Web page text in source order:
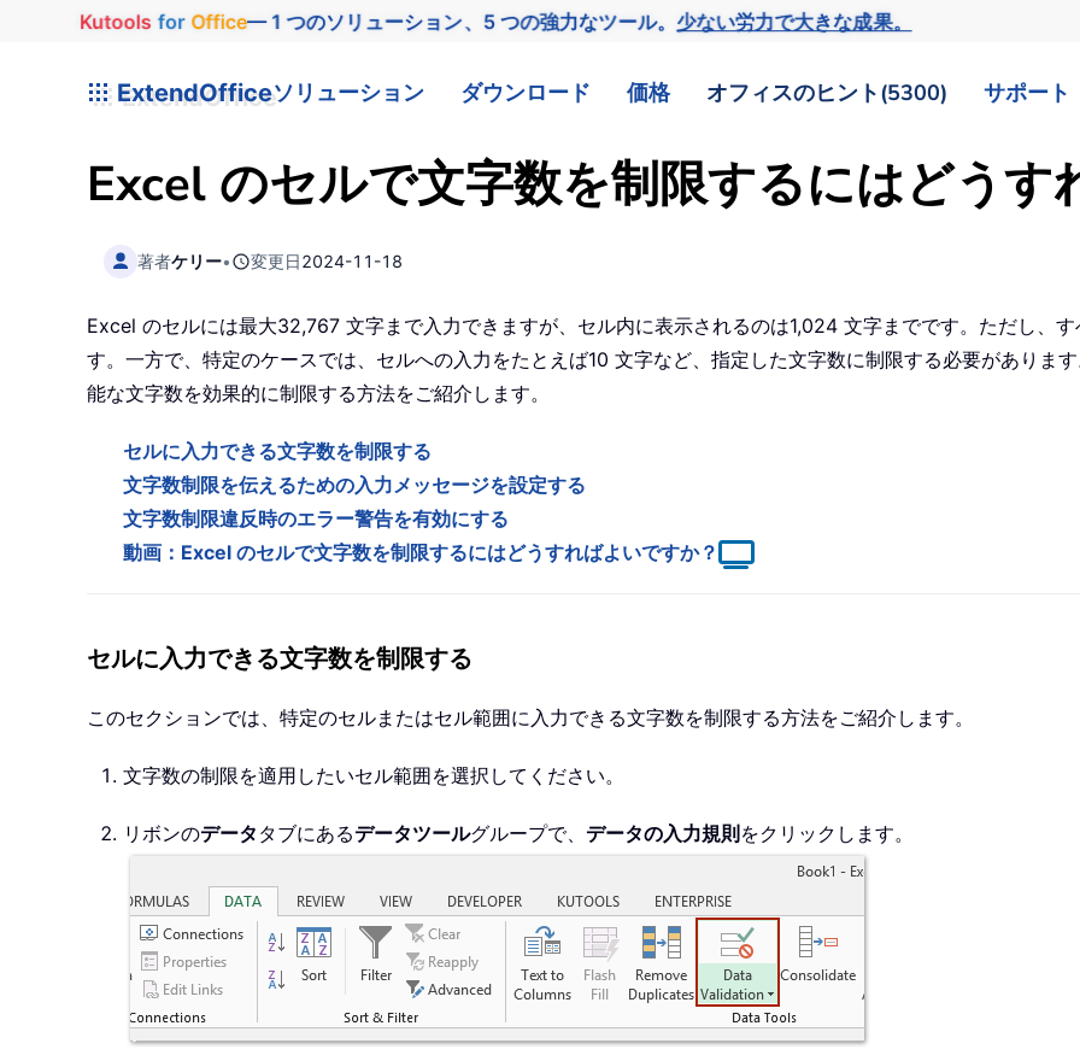
Kutools for Office— 1 つのソリューション、5 つの強力なツール。少ない労力で大きな成果。
ExtendOfficeソリューション ダウンロード 価格 オフィスのヒント(5300) サポート
Excel のセルで文字数を制限するにはどうす
著者ケリー• 変更日2024-11-18
Excel のセルには最大32,767 文字まで入力できますが、セル内に表示されるのは1,024 文字までです。ただし、
す。一方で、特定のケースでは、セルへの入力をたとえば10 文字など、指定した文字数に制限する必要がありま
能な文字数を効果的に制限する方法をご紹介します。
セルに入力できる文字数を制限する
文字数制限を伝えるための入力メッセージを設定する
文字数制限違反時のエラー警告を有効にする
動画：Excel のセルで文字数を制限するにはどうすればよいですか？
セルに入力できる文字数を制限する
このセクションでは、特定のセルまたはセル範囲に入力できる文字数を制限する方法をご紹介します。
文字数の制限を適用したいセル範囲を選択してください。
リボンのデータ タブにあるデータツールグループで、 データの入力規則 をクリックします。